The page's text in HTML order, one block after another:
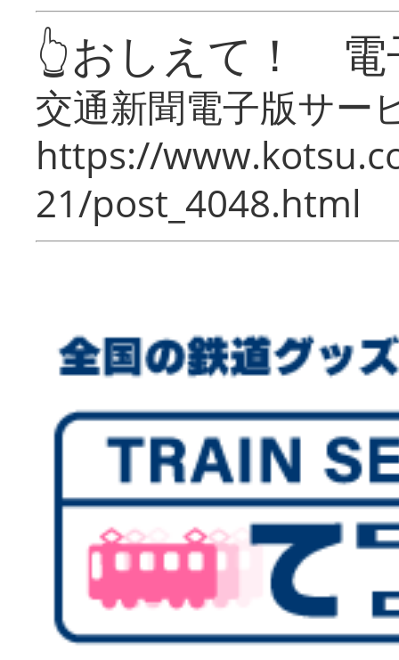
👆おしえて！ 電
交通新聞電子版サー
https://
21/post_4048.html